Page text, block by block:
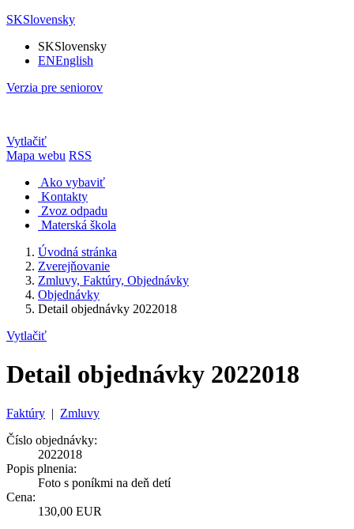
SKSlovensky
SKSlovensky
ENEnglish
Verzia pre seniorov
Vytlačiť
Mapa webu RSS
Ako vybaviť
Kontakty
Zvoz odpadu
Materská škola
Úvodná stránka
Zverejňovanie
Zmluvy, Faktúry, Objednávky
Objednávky
Detail objednávky 2022018
Vytlačiť
Detail objednávky 2022018
Faktúry | Zmluvy
Číslo objednávky:
2022018
Popis plnenia:
Foto s poníkmi na deň detí
Cena:
130,00 EUR